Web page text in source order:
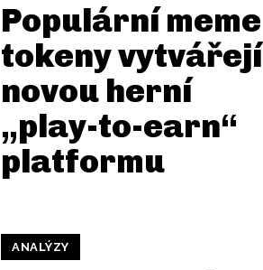
Populární meme
tokeny vytvářejí
novou herní
„play-to-earn“
platformu
ANALÝZY